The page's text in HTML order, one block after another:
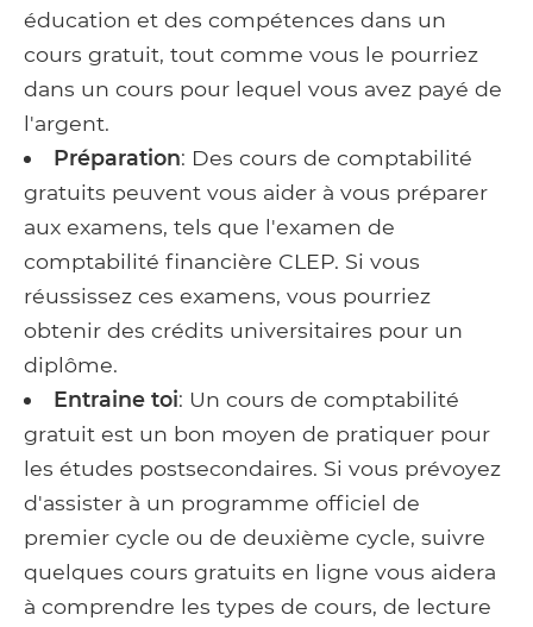
éducation et des compétences dans un
cours gratuit, tout comme vous le pourriez
dans un cours pour lequel vous avez payé de
l'argent.
Préparation: Des cours de comptabilité
gratuits peuvent vous aider à vous préparer
aux examens, tels que l'examen de
comptabilité financière CLEP. Si vous
réussissez ces examens, vous pourriez
obtenir des crédits universitaires pour un
diplôme.
Entraine toi: Un cours de comptabilité
gratuit est un bon moyen de pratiquer pour
les études postsecondaires. Si vous prévoyez
d'assister à un programme officiel de
premier cycle ou de deuxième cycle, suivre
quelques cours gratuits en ligne vous aidera
à comprendre les types de cours, de lecture